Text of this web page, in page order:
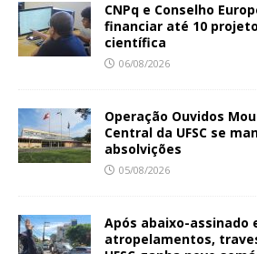
CNPq e Conselho
financiar até 10
científica
06/08/2026
Operação Ouvidos
Central da UFSC se
absolvições
05/08/2026
Após abaixo-assinado
atropelamentos,